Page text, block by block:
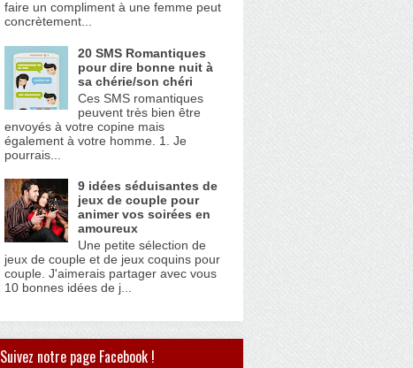
faire un compliment à une femme peut
concrètement...
20 SMS Romantiques
pour dire bonne nuit à
sa chérie/son chéri
Ces SMS romantiques
peuvent très bien être
envoyés à votre copine mais
également à votre homme. 1. Je
pourrais...
9 idées séduisantes de
jeux de couple pour
animer vos soirées en
amoureux
Une petite sélection de
jeux de couple et de jeux coquins pour
couple. J'aimerais partager avec vous
10 bonnes idées de j...
Suivez notre page Facebook !